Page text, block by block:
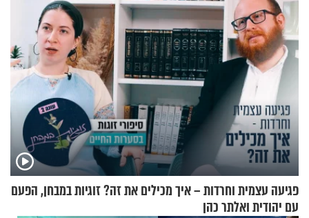
פגיעה עצמית וחרדות – איך מכילים את זה? זוגיות במבחן, הפעם
עם יהודית ואלתר כהן